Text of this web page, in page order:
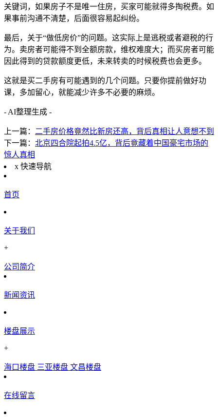
关键词，如果房子不是唯一住房，买家可能就得多掏税费。如
果事前沟通不清楚，后面很容易起纠纷。
最后，关于“做低房价”的问题。这实际上是逃税或者避税的行
为。卖房者可能得不到全额房款，维权难度大；而买房者可能
因此得到的贷款额度更低，未来转卖的时候税费也会更多。
这就是买二手房有可能遇到的几个问题。只要你提前做好功
课，多加留心，就能减少许多不必要的麻烦。
- AI整理生成 -
上一篇： 二手房价格竟然比新房还高，背后真相让人意想不到
下一篇： 北京四合院起拍4.5亿，背后竟藏着中国豪宅市场的
惊人真相
x 快速导航
首页
关于我们
+
公司简介
新闻资讯
楼盘展示
+
海口楼盘 三亚楼盘 文昌楼盘
在线留言